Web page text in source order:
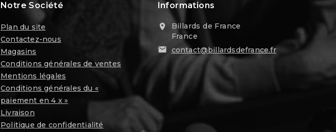
Notre Société
Plan du site
Contactez-nous
Magasins
Conditions générales de ventes
Mentions légales
Conditions générales du «
paiement en 4 x »
Livraison
Politique de confidentialité
Informations

Billards de France
France
 contact@billardsdefrance.fr